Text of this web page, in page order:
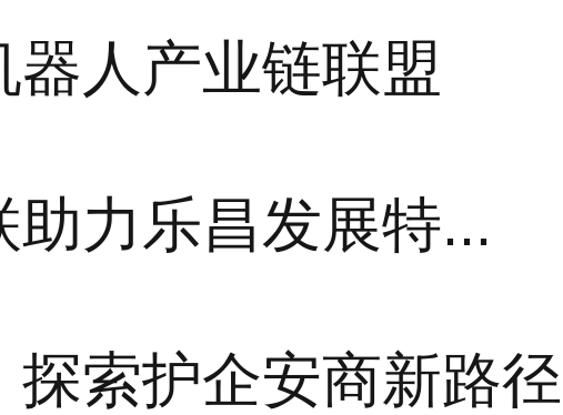
人产业链联盟
助力乐昌发展特...
探索护企安商新路径